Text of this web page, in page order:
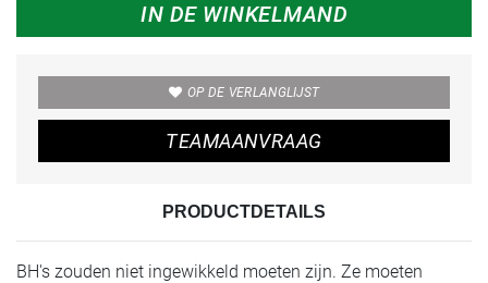
IN DE WINKELMAND
OP DE VERLANGLIJST
TEAMAANVRAAG
PRODUCTDETAILS
BH's zouden niet ingewikkeld moeten zijn. Ze moeten